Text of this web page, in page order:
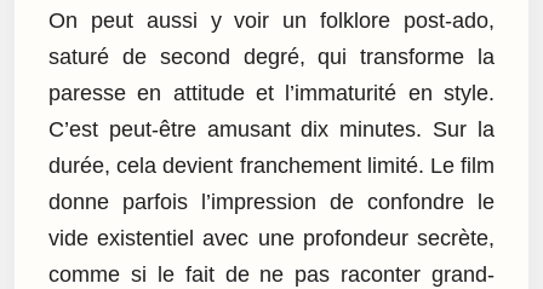
On peut aussi y voir un folklore post-ado,
saturé de second degré, qui transforme la
paresse en attitude et l’immaturité en style.
C’est peut-être amusant dix minutes. Sur la
durée, cela devient franchement limité. Le film
donne parfois l’impression de confondre le
vide existentiel avec une profondeur secrète,
comme si le fait de ne pas raconter grand-